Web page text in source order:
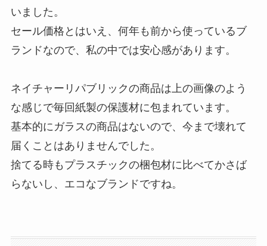
いました。
セール価格とはいえ、何年も前から使っているブ
ランドなので、私の中では安心感があります。
ネイチャーリパブリックの商品は上の画像のよう
な感じで毎回紙製の保護材に包まれています。
基本的にガラスの商品はないので、今まで壊れて
届くことはありませんでした。
捨てる時もプラスチックの梱包材に比べてかさば
らないし、エコなブランドですね。